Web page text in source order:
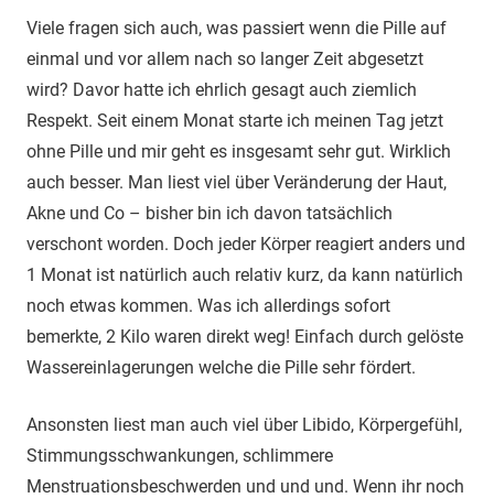
Viele fragen sich auch, was passiert wenn die Pille auf
einmal und vor allem nach so langer Zeit abgesetzt
wird? Davor hatte ich ehrlich gesagt auch ziemlich
Respekt. Seit einem Monat starte ich meinen Tag jetzt
ohne Pille und mir geht es insgesamt sehr gut. Wirklich
auch besser. Man liest viel über Veränderung der Haut,
Akne und Co – bisher bin ich davon tatsächlich
verschont worden. Doch jeder Körper reagiert anders und
1 Monat ist natürlich auch relativ kurz, da kann natürlich
noch etwas kommen. Was ich allerdings sofort
bemerkte, 2 Kilo waren direkt weg! Einfach durch gelöste
Wassereinlagerungen welche die Pille sehr fördert.
Ansonsten liest man auch viel über Libido, Körpergefühl,
Stimmungsschwankungen, schlimmere
Menstruationsbeschwerden und und und. Wenn ihr noch